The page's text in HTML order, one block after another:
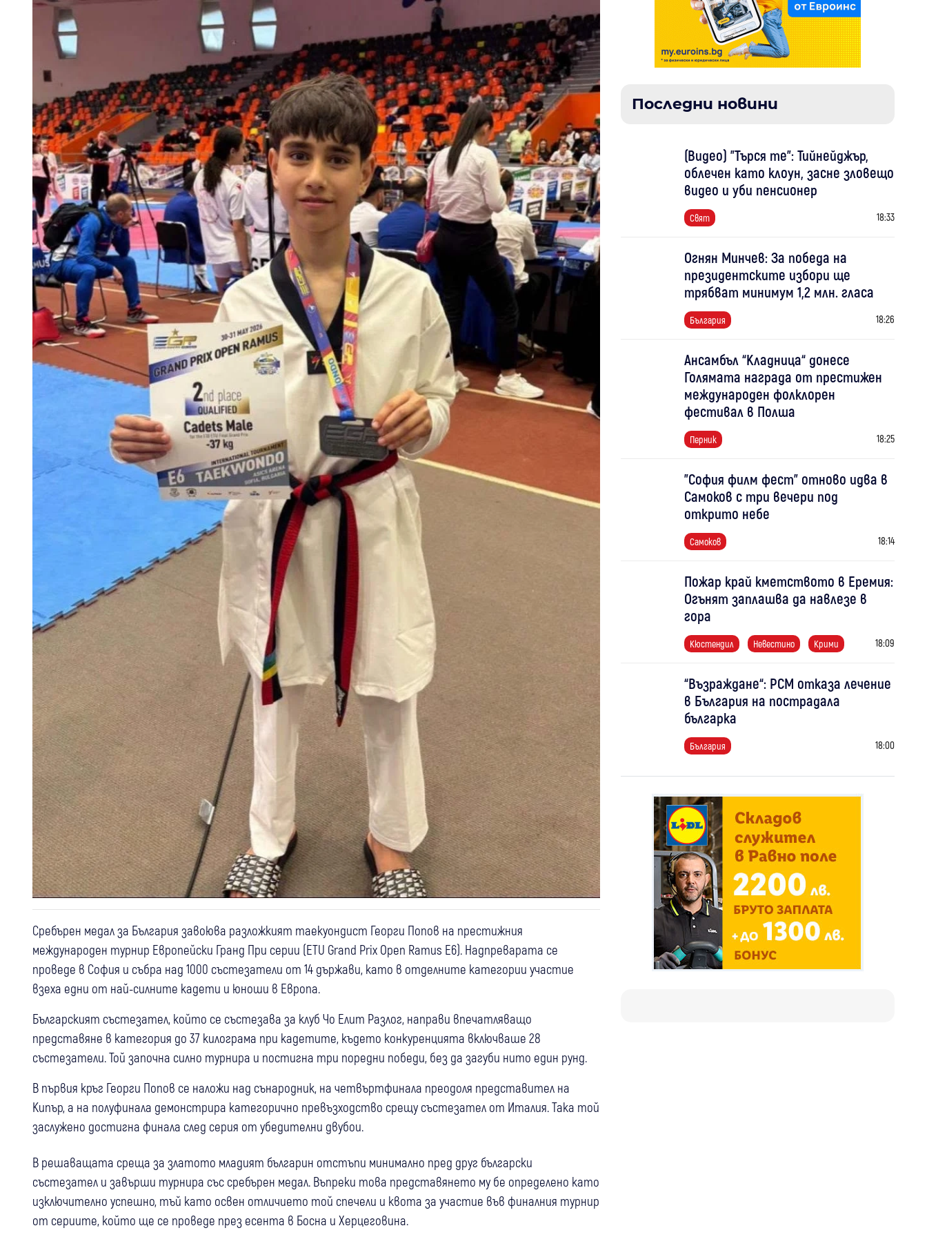
Сребърен медал за България завоюва разложкият таекуондист Георги Попов на престижния
международен турнир Европейски Гранд При серии (ETU Grand Prix Open Ramus E6). Надпреварата се
проведе в София и събра над 1000 състезатели от 14 държави, като в отделните категории участие
взеха едни от най-силните кадети и юноши в Европа.
Българският състезател, който се състезава за клуб Чо Елит Разлог, направи впечатляващо
представяне в категория до 37 килограма при кадетите, където конкуренцията включваше 28
състезатели. Той започна силно турнира и постигна три поредни победи, без да загуби нито един рунд.
В първия кръг Георги Попов се наложи над сънародник, на четвъртфинала преодоля представител на
Кипър, а на полуфинала демонстрира категорично превъзходство срещу състезател от Италия. Така той
заслужено достигна финала след серия от убедителни двубои.
В решаващата среща за златото младият българин отстъпи минимално пред друг български
състезател и завърши турнира със сребърен медал. Въпреки това представянето му бе определено като
изключително успешно, тъй като освен отличието той спечели и квота за участие във финалния турнир
от сериите, който ще се проведе през есента в Босна и Херцеговина.
Последни новини
(Видео) "Търся те": Тийнейджър,
облечен като клоун, засне зловещо
видео и уби пенсионер
Свят 18:33
Огнян Минчев: За победа на
президентските избори ще
трябват минимум 1,2 млн. гласа
България 18:26
Ансамбъл “Кладница“ донесе
Голямата награда от престижен
международен фолклорен
фестивал в Полша
Перник 18:25
"София филм фест" отново идва в
Самоков с три вечери под
открито небе
Самоков 18:14
Пожар край кметството в Еремия:
Огънят заплашва да навлезе в
гора
Кюстендил Невестино Крими 18:09
“Възраждане“: РСМ отказа лечение
в България на пострадала
българка
България 18:00